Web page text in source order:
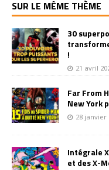
SUR LE MÊME THÈME
30
!
21 avril
Far From
New York
28 janvier
Intégrale
et des X-